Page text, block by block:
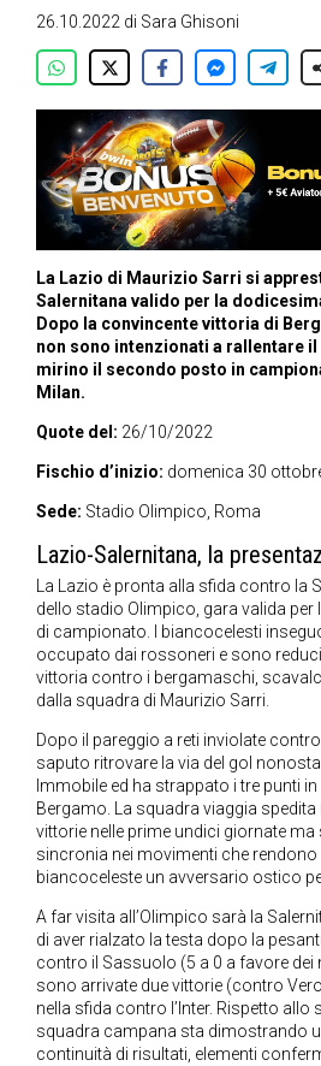
26.10.2022 di Sara Ghisoni
La Lazio di Maurizio Sarri si
Salernitana valido per la
Dopo la convincente vittoria di
non sono intenzionati a rallentare il
mirino il secondo posto in
Milan.
Quote del: 26/10/2022
Fischio d’inizio: domenica 30
Sede: Stadio Olimpico, Roma
Lazio-Salernitana, la
La Lazio è pronta alla sfida contro la
dello stadio Olimpico, gara valida
di campionato. I biancocelesti
occupato dai rossoneri e sono
vittoria contro i bergamaschi,
dalla squadra di Maurizio Sarri.
Dopo il pareggio a reti inviolate contro
saputo ritrovare la via del gol
Immobile ed ha strappato i tre punti
Bergamo. La squadra viaggia
vittorie nelle prime undici giornate
sincronia nei movimenti che
biancoceleste un avversario ostico
A far visita all’Olimpico sarà la
di aver rialzato la testa dopo la
contro il Sassuolo (5 a 0 a favore dei
sono arrivate due vittorie (contro
nella sfida contro l’Inter. Rispetto
squadra campana sta dimostrando
continuità di risultati, elementi